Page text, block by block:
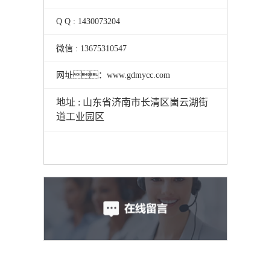
Q Q : 1430073204
微信 : 13675310547
网址：www.gdmycc.com
地址 : 山东省济南市长清区崮云湖街
道工业园区